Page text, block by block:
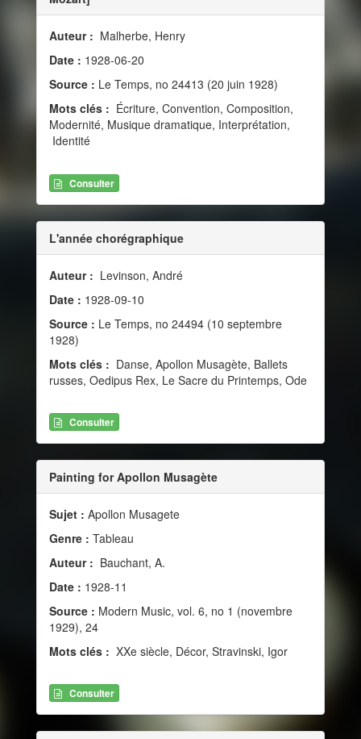
Auteur : Malherbe, Henry
Date : 1928-06-20
Source : Le Temps, no 24413 (20 juin 1928)
Mots clés : Écriture, Convention, Composition,
Modernité, Musique dramatique, Interprétation,
Identité
Consulter
L'année chorégraphique
Auteur : Levinson, André
Date : 1928-09-10
Source : Le Temps, no 24494 (10 septembre
1928)
Mots clés : Danse, Apollon Musagète, Ballets
russes, Oedipus Rex, Le Sacre du Printemps, Ode
Consulter
Painting for Apollon Musagète
Sujet : Apollon Musagete
Genre : Tableau
Auteur : Bauchant, A.
Date : 1928-11
Source : Modern Music, vol. 6, no 1 (novembre
1929), 24
Mots clés : XXe siècle, Décor, Stravinski, Igor
Consulter